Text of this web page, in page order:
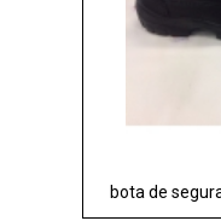
bota de